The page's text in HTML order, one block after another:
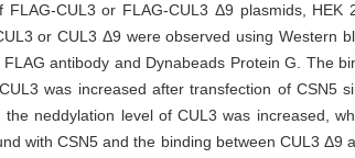
CUL3 or FLAG-CUL3 Δ9 plasmids,
or CUL3 Δ9 were observed using Western
antibody and Dynabeads Protein G. The
was increased after transfection of CSN5
neddylation level of CUL3 was increased,
with CSN5 and the binding between CUL3 Δ9